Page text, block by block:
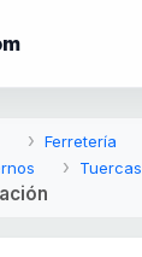
Ferretería
Tuercas